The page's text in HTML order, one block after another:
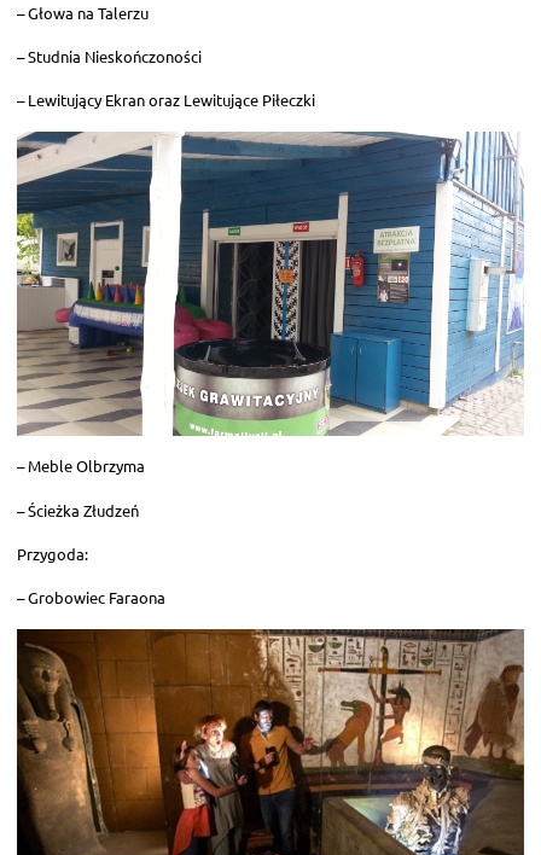
– Głowa na Talerzu
– Studnia Nieskończoności
– Lewitujący Ekran oraz Lewitujące Piłeczki
– Meble Olbrzyma
– Ścieżka Złudzeń
Przygoda:
– Grobowiec Faraona